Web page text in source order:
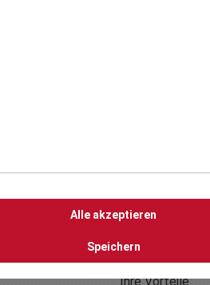
in Germany.
Ihre Vorteile
Alle akzeptieren
Speichern